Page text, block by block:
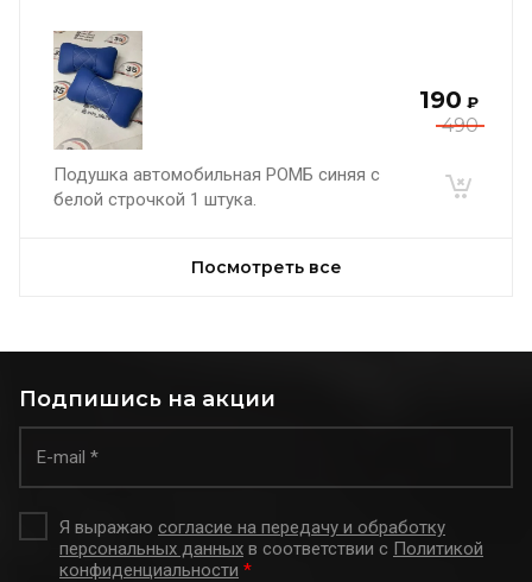
490
190 ₽
Подушка автомобильная РОМБ синяя с
белой строчкой 1 штука.
Посмотреть все
Подпишись на акции
Я выражаю согласие на передачу и обработку
персональных данных в соответствии с Политикой
конфиденциальности *